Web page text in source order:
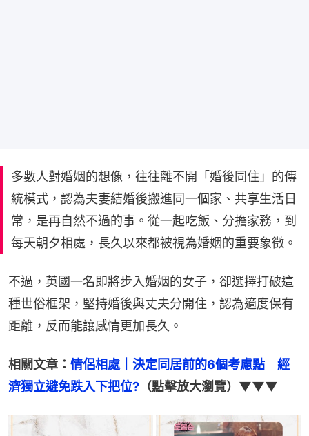
多數人對婚姻的想像，往往離不開「婚後同住」的傳
統模式，認為夫妻結婚後搬進同一個家、共享生活日
常，是再自然不過的事。從一起吃飯、分擔家務，到
每天朝夕相處，長久以來都被視為婚姻的重要象徵。
不過，英國一名即將步入婚姻的女子，卻選擇打破這
種世俗框架，堅持婚後與丈夫分開住，認為適度保有
距離，反而能讓感情更加長久。
相關文章： 情侶相處｜決定同居前的6個考慮點　經
濟獨立避免跌入下把位? （點擊放大瀏覽）▼▼▼